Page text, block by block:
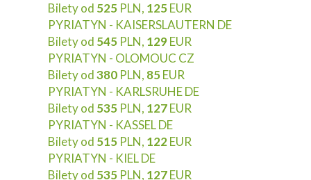
Bilety od 525 PLN, 125EUR
PYRIATYN - KAISERSLAUTERN DE
Bilety od 545 PLN, 129EUR
PYRIATYN - OLOMOUC CZ
Bilety od380 PLN, 85EUR
PYRIATYN - KARLSRUHE DE
Bilety od 535 PLN, 127EUR
PYRIATYN - KASSEL DE
Bilety od 515 PLN, 122EUR
PYRIATYN - KIEL DE
Bilety od 535 PLN, 127EUR